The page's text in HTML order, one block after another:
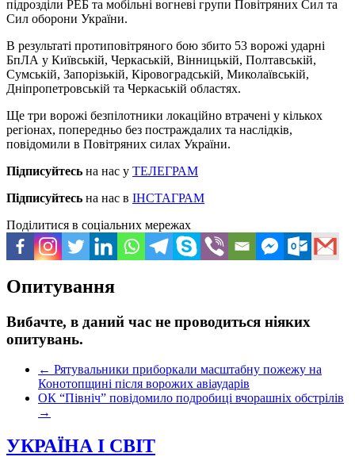
підрозділи РЕБ та мобільні вогневі групи Повітряних Сил та
Сил оборони України.
В результаті протиповітряного бою збито 53 ворожі ударні
БпЛА у Київській, Черкаській, Вінницькій, Полтавській,
Сумській, Запорізькій, Кіровоградській, Миколаївській,
Дніпропетровській та Черкаській областях.
Ще три ворожі безпілотники локаційно втрачені у кількох
регіонах, попередньо без постраждалих та наслідків,
повідомили в Повітряних силах України.
Підписуйтесь на нас у ТЕЛЕГРАМ
Підписуйтесь на нас в ІНСТАГРАМ
Поділитися в соціальних мережах
Опитування
Вибачте, в даний час не проводиться ніяких
опитувань.
← Рятувальники приборкали масштабну пожежу на
Конотопщині після ворожих авіаударів
ОК “Північ” повідомило подробиці вчорашніх обстрілів
→
УКРАЇНА І СВІТ